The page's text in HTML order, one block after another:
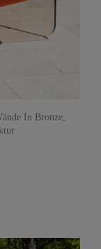
In Bronze,